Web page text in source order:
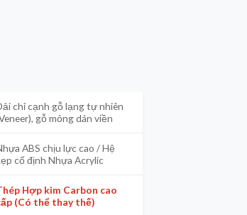
chỉ cạnh gỗ lạng tự nhiên
gỗ mỏng dán viền
ABS chịu lực cao / Hệ
cố định Nhựa Acrylic
Hợp kim Carbon cao
(Có thể thay thế)